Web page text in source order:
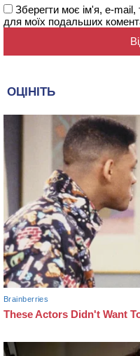
Зберегти моє ім'я, e-
для моїх подальших